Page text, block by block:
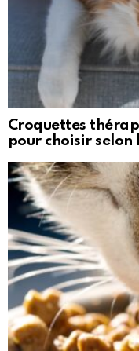
Croquettes
pour choisir selon